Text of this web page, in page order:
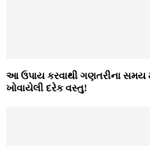
આ ઉપાય કરવાથી ગણતરીના સમય
ખોવાયેલી દરેક વસ્તુ!